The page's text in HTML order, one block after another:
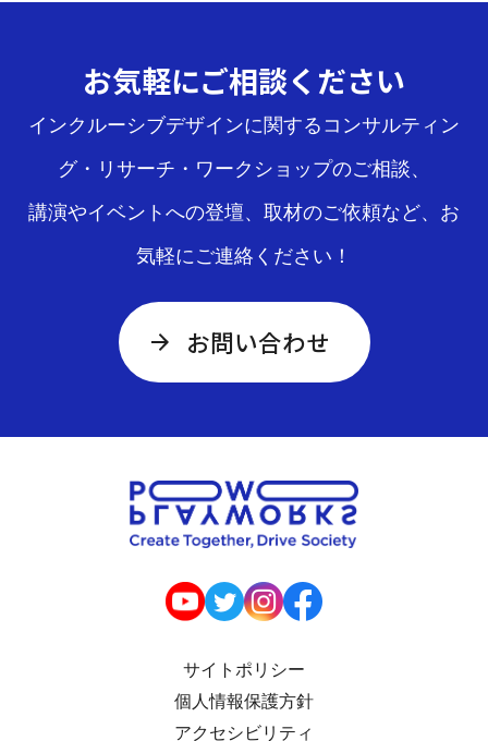
お気軽にご相談ください
インクルーシブデザインに関するコンサルティン
グ・リサーチ・ワークショップのご相談、
講演やイベントへの登壇、取材のご依頼など、お
気軽にご連絡ください！
お問い合わせ
サイトポリシー
個人情報保護方針
アクセシビリティ